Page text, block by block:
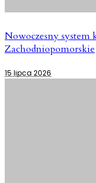
Nowoczesny system
Zachodniopomorskie
15 lipca 2026